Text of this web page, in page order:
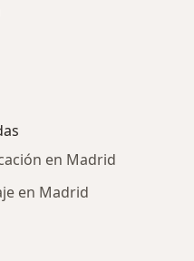
en Madrid
en Madrid